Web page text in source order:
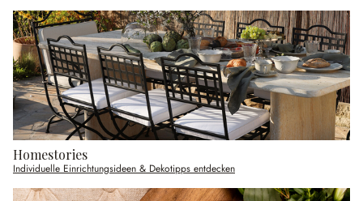
Homestories
Individuelle Einrichtungsideen & Dekotipps entdecken